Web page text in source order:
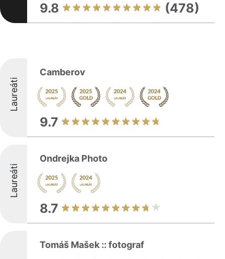
9.8 (478)
Laureáti
Camberov
9.7
Laureáti
Ondrejka Photo
8.7
Tomáš Mašek :: fotograf